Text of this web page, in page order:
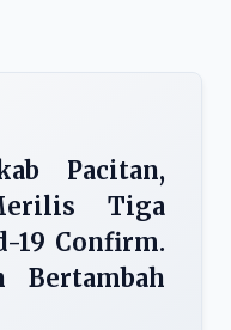
Pacitan,
Tiga
19 Confirm.
Bertambah